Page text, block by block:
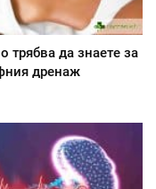
трябва да знаете за
дренаж